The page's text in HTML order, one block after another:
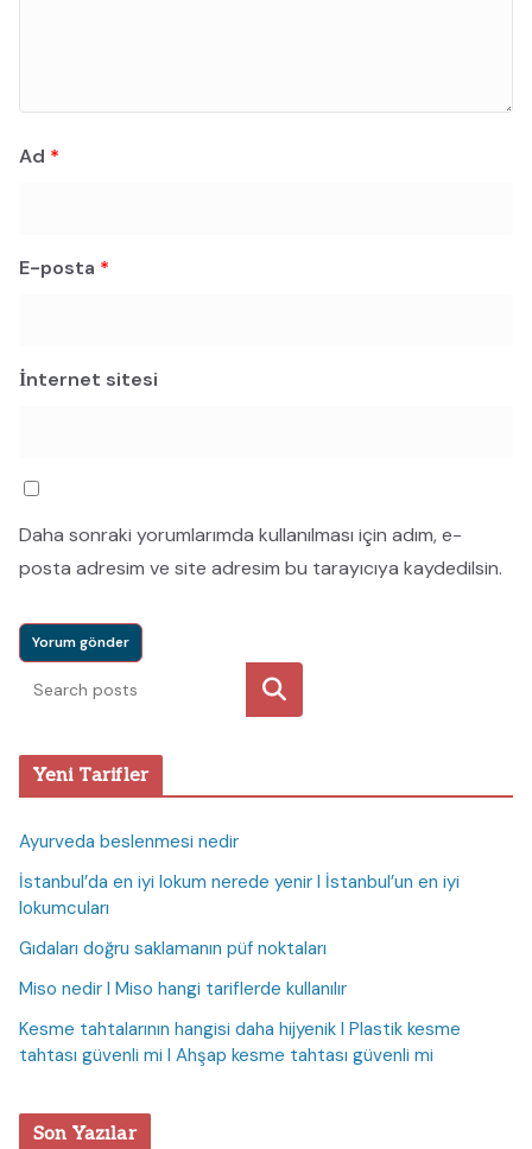
Ad *
E-posta *
İnternet sitesi
Daha sonraki yorumlarımda kullanılması için adım, e-
posta adresim ve site adresim bu tarayıcıya kaydedilsin.
Ara
Yeni Tarifler
Ayurveda beslenmesi nedir
İstanbul’da en iyi lokum nerede yenir I İstanbul’un en iyi
lokumcuları
Gıdaları doğru saklamanın püf noktaları
Miso nedir I Miso hangi tariflerde kullanılır
Kesme tahtalarının hangisi daha hijyenik I Plastik kesme
tahtası güvenli mi I Ahşap kesme tahtası güvenli mi
Son Yazılar